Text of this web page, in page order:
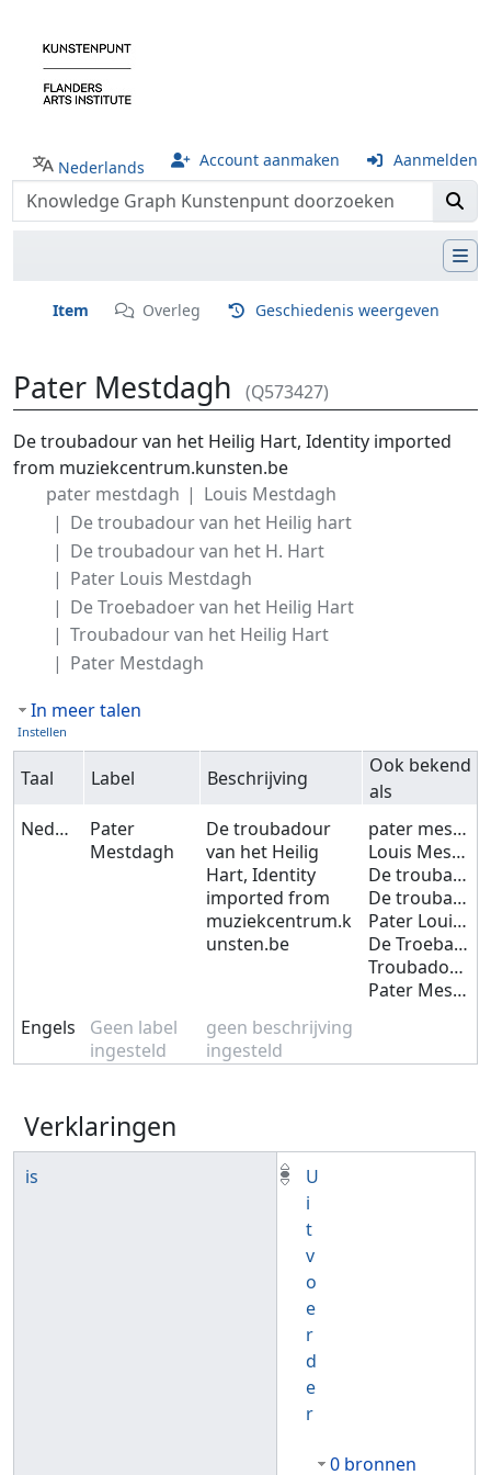
Nederlands Account aanmaken Aanmelden
Item Overleg Geschiedenis weergeven
Pater Mestdagh (Q573427)
Ga naar:navigatie,zoeken
De troubadour van het Heilig Hart, Identity imported
from muziekcentrum.kunsten.be
pater mestdagh
Louis Mestdagh
De troubadour van het Heilig hart
De troubadour van het H. Hart
Pater Louis Mestdagh
De Troebadoer van het Heilig Hart
Troubadour van het Heilig Hart
Pater Mestdagh
In meer talen
Instellen
Taal Label Beschrijving
Ook bekend
als
Nederlands
Pater
Mestdagh
De troubadour
van het Heilig
Hart, Identity
imported from
muziekcentrum.k
unsten.be
pater mestdagh
Louis Mestdagh
De troubadour van het Heilig hart
De troubadour van het H. Hart
Pater Louis Mestdagh
De Troebadoer van het Heilig Hart
Troubadour van het Heilig Hart
Pater Mestdagh
Engels
Geen label
ingesteld
geen beschrijving
ingesteld
Verklaringen
is
U
i
t
v
o
e
r
d
e
r
0 bronnen